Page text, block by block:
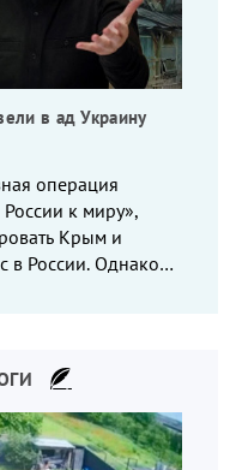
в ад Украину
операция
к миру»,
Крым и
в России. Однако